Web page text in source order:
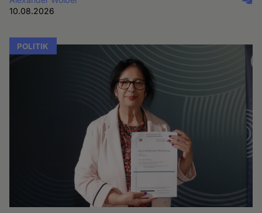
10.08.2026
POLITIK